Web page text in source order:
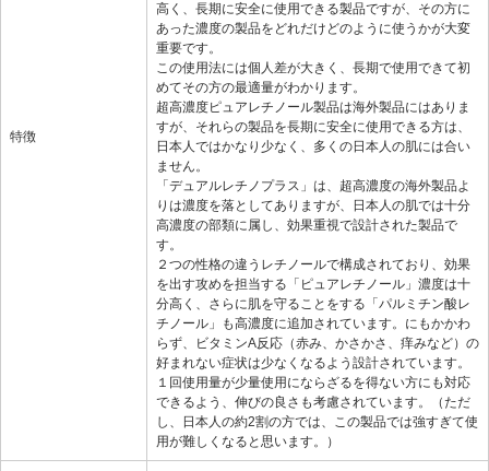
特徴
高く、長期に安全に使用できる製品ですが、その方に
あった濃度の製品をどれだけどのように使うかが大変
重要です。
この使用法には個人差が大きく、長期で使用できて初
めてその方の最適量がわかります。
超高濃度ピュアレチノール製品は海外製品にはありま
すが、それらの製品を長期に安全に使用できる方は、
日本人ではかなり少なく、多くの日本人の肌には合い
ません。
「デュアルレチノプラス」は、超高濃度の海外製品よ
りは濃度を落としてありますが、日本人の肌では十分
高濃度の部類に属し、効果重視で設計された製品で
す。
２つの性格の違うレチノールで構成されており、効果
を出す攻めを担当する「ピュアレチノール」濃度は十
分高く、さらに肌を守ることをする「パルミチン酸レ
チノール」も高濃度に追加されています。にもかかわ
らず、ビタミンA反応（赤み、かさかさ、痒みなど）の
好まれない症状は少なくなるよう設計されています。
１回使用量が少量使用にならざるを得ない方にも対応
できるよう、伸びの良さも考慮されています。（ただ
し、日本人の約2割の方では、この製品では強すぎて使
用が難しくなると思います。）